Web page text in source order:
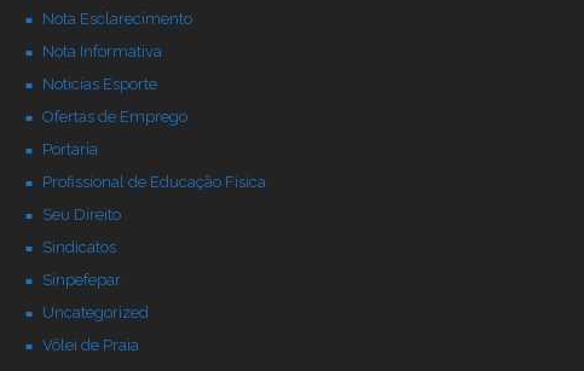
Nota Esclarecimento
Nota Informativa
Noticias Esporte
Ofertas de Emprego
Portaria
Profissional de Educação Física
Seu Direito
Sindicatos
Sinpefepar
Uncategorized
Vôlei de Praia